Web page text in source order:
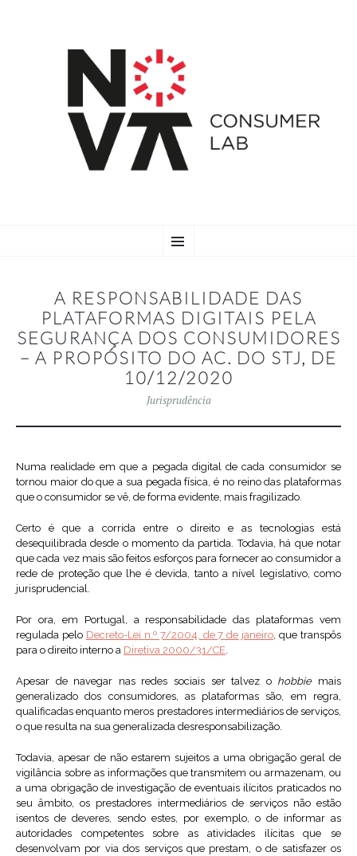
TO
A RESPONSABILIDADE DAS
PLATAFORMAS DIGITAIS PELA
SEGURANÇA DOS CONSUMIDORES
– A PROPÓSITO DO AC. DO STJ, DE
10/12/2020
Jurisprudência
Numa realidade em que a pegada digital de cada consumidor se
tornou maior do que a sua pegada física, é no reino das plataformas
que o consumidor se vê, de forma evidente, mais fragilizado.
Certo é que a corrida entre o direito e as tecnologias está
desequilibrada desde o momento da partida. Todavia, há que notar
que cada vez mais são feitos esforços para fornecer ao consumidor a
rede de proteção que lhe é devida, tanto a nível legislativo, como
jurisprudencial.
Por ora, em Portugal, a responsabilidade das plataformas vem
regulada pelo Decreto-Lei n.º 7/2004, de 7 de janeiro, que transpôs
para o direito interno a Diretiva 2000/31/CE.
Apesar de navegar nas redes sociais ser talvez o hobbiemais
generalizado dos consumidores, as plataformas são, em regra,
qualificadas enquanto meros prestadores intermediários de serviços,
o que resulta na sua generalizada desresponsabilização.
Todavia, apesar de não estarem sujeitos a uma obrigação geral de
vigilância sobre as informações que transmitem ou armazenam, ou
a uma obrigação de investigação de eventuais ilícitos praticados no
seu âmbito, os prestadores intermediários de serviços não estão
isentos de deveres, sendo estes, por exemplo, o de informar as
autoridades competentes sobre as atividades ilícitas que se
desenvolvam por via dos serviços que prestam, o de satisfazer os